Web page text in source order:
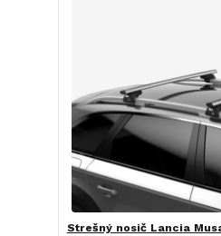
Strešný nosič Lancia